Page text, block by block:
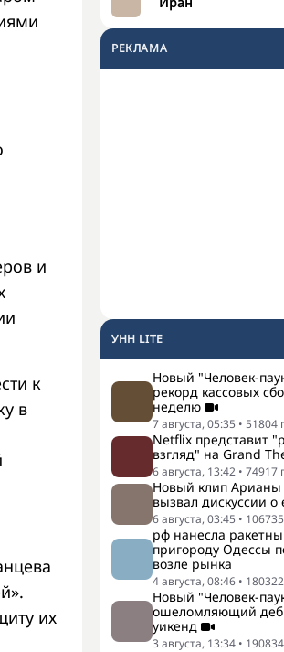
РЕКЛАМА
УНН LITE
Новый "Человек-
рекорд кассовых
неделю
7 августа, 05:35 • 51804
Netflix представит
взгляд" на Grand
6 августа, 13:42 • 74917
Новый клип Арианы
вызвал дискуссии
6 августа, 03:45 • 106735
рф нанесла
пригороду Одессы
возле рынка
4 августа, 08:46 • 180322
Новый "Человек-
ошеломляющий
уикенд
3 августа, 13:34 • 190834
и
к
в
их